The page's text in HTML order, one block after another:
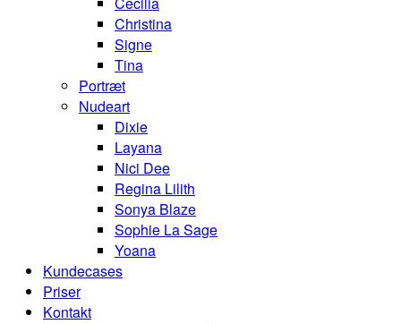
Christina
Signe
Tina
Portræt
Nudeart
Dixie
Layana
Nici Dee
Regina Lilith
Sonya Blaze
Sophie La Sage
Yoana
Kundecases
Priser
Kontakt